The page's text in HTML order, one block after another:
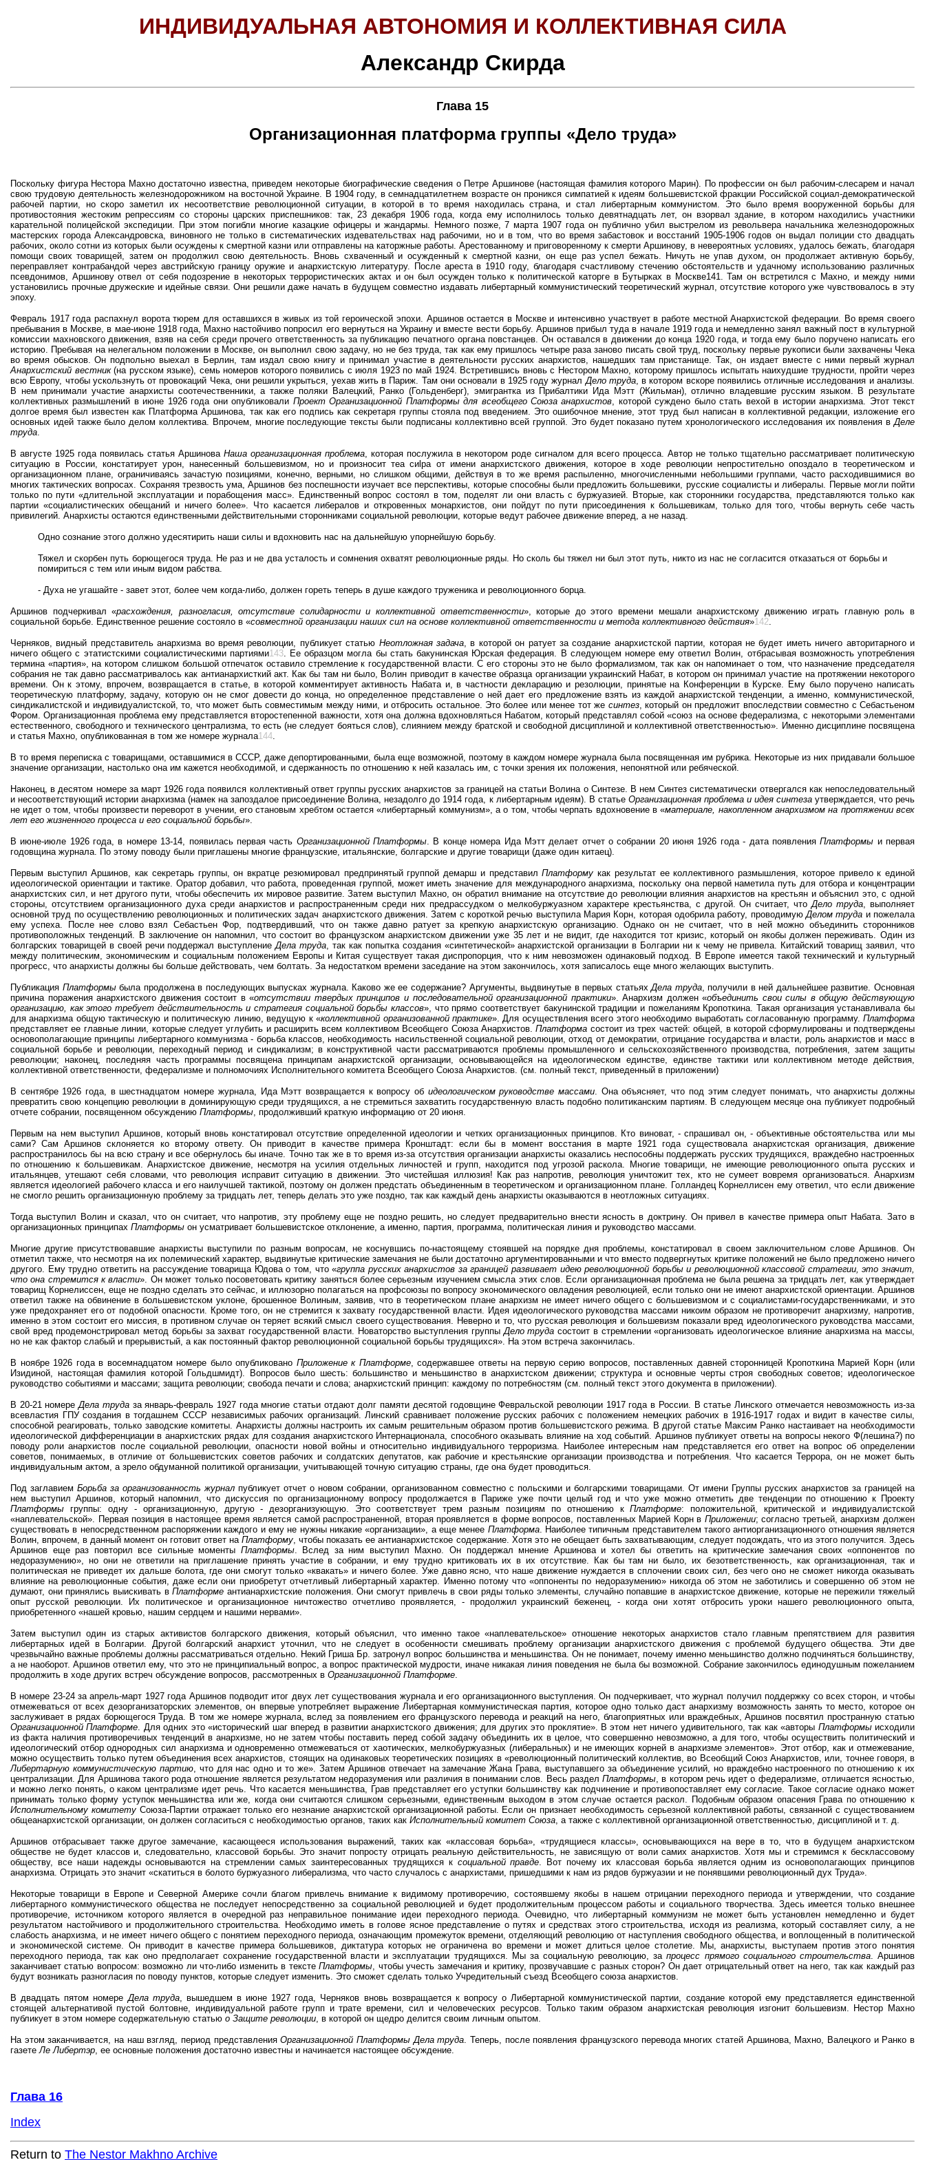
ИНДИВИДУАЛЬНАЯ АВТОНОМИЯ И КОЛЛЕКТИВНАЯ СИЛА
Александр Скирда
Глава 15
Организационная платформа группы «Дело труда»
Поскольку фигура Нестора Махно достаточно известна, приведем некоторые биографические сведения о Петре Аршинове (настоящая фамилия которого Марин). По профессии он был рабочим-слесарем и начал
свою трудовую деятельность железнодорожником на восточной Украине. В 1904 году, в семнадцатилетнем возрасте он проникся симпатией к идеям большевистской фракции Российской социал-демократической
рабочей партии, но скоро заметил их несоответствие революционной ситуации, в которой в то время находилась страна, и стал либертарным коммунистом. Это было время вооруженной борьбы для
противостояния жестоким репрессиям со стороны царских приспешников: так, 23 декабря 1906 года, когда ему исполнилось только девятнадцать лет, он взорвал здание, в котором находились участники
карательной полицейской экспедиции. При этом погибли многие казацкие офицеры и жандармы. Немного позже, 7 марта 1907 года он публично убил выстрелом из револьвера начальника железнодорожных
мастерских города Александровска, виновного не только в систематических издевательствах над рабочими, но и в том, что во время забастовок и восстаний 1905-1906 годов он выдал полиции сто двадцать
рабочих, около сотни из которых были осуждены к смертной казни или отправлены на каторжные работы. Арестованному и приговоренному к смерти Аршинову, в невероятных условиях, удалось бежать, благодаря
помощи своих товарищей, затем он продолжил свою деятельность. Вновь схваченный и осужденный к смертной казни, он еще раз успел бежать. Ничуть не упав духом, он продолжает активную борьбу,
переправляет контрабандой через австрийскую границу оружие и анархистскую литературу. После ареста в 1910 году, благодаря счастливому стечению обстоятельств и удачному использованию различных
псевдонимов, Аршинову отвел от себя подозрение в некоторых террористических актах и он был осужден только к политической каторге в Бутырках в Москве141. Там он встретился с Махно, и между ними
установились прочные дружеские и идейные связи. Они решили даже начать в будущем совместно издавать либертарный коммунистический теоретический журнал, отсутствие которого уже чувствовалось в эту
эпоху.
Февраль 1917 года распахнул ворота тюрем для оставшихся в живых из той героической эпохи. Аршинов остается в Москве и интенсивно участвует в работе местной Анархистской федерации. Во время своего
пребывания в Москве, в мае-июне 1918 года, Махно настойчиво попросил его вернуться на Украину и вместе вести борьбу. Аршинов прибыл туда в начале 1919 года и немедленно занял важный пост в культурной
комиссии махновского движения, взяв на себя среди прочего ответственность за публикацию печатного органа повстанцев. Он оставался в движении до конца 1920 года, и тогда ему было поручено написать его
историю. Пребывая на нелегальном положении в Москве, он выполнил свою задачу, но не без труда, так как ему пришлось четыре раза заново писать свой труд, поскольку первые рукописи были захвачены Чека
во время обысков. Он подпольно выехал в Берлин, там издал свою книгу и принимал участие в деятельности русских анархистов, нашедших там пристанище. Так, он издает вместе с ними первый журнал
Анархистский вестник (на русском языке), семь номеров которого появились с июля 1923 по май 1924. Встретившись вновь с Нестором Махно, которому пришлось испытать наихудшие трудности, пройти через
всю Европу, чтобы ускользнуть от провокаций Чека, они решили укрыться, уехав жить в Париж. Там они основали в 1925 году журналДело труда, в котором вскоре появились отличные исследования и анализы.
В нем принимали участие анархисты соотечественники, а также поляки Валецкий, Ранко (Гольденберг), эмигрантка из Прибалтики Ида Мэтт (Жильман), отлично владевшие русским языком. В результате
коллективных размышлений в июне 1926 года они опубликовали Проект Организационной Платформы для всеобщего Союза анархистов, которой суждено было стать вехой в истории анархизма. Этот текст
долгое время был известен как Платформа Аршинова, так как его подпись как секретаря группы стояла под введением. Это ошибочное мнение, этот труд был написан в коллективной редакции, изложение его
основных идей также было делом коллектива. Впрочем, многие последующие тексты были подписаны коллективно всей группой. Это будет показано путем хронологического исследования их появления вДеле
труда.
В августе 1925 года появилась статья Аршинова Наша организационная проблема, которая послужила в некотором роде сигналом для всего процесса. Автор не только тщательно рассматривает политическую
ситуацию в России, констатирует урон, нанесенный большевизмом, но и произносит теа сиlра от имени анархистского движения, которое в ходе революции непростительно опоздало в теоретическом и
организационном плане, ограничиваясь зачастую позициями, конечно, верными, но слишком общими, действуя в то же время распыленно, многочисленными небольшими группами, часто расходившимися во
многих тактических вопросах. Сохраняя трезвость ума, Аршинов без поспешности изучает все перспективы, которые способны были предложить большевики, русские социалисты и либералы. Первые могли пойти
только по пути «длительной эксплуатации и порабощения масс». Единственный вопрос состоял в том, поделят ли они власть с буржуазией. Вторые, как сторонники государства, представляются только как
партии «социалистических обещаний и ничего более». Что касается либералов и откровенных монархистов, они пойдут по пути присоединения к большевикам, только для того, чтобы вернуть себе часть
привилегий. Анархисты остаются единственными действительными сторонниками социальной революции, которые ведут рабочее движение вперед, а не назад.
Одно сознание этого должно удесятирить наши силы и вдохновить нас на дальнейшую упорнейшую борьбу.
Тяжел и скорбен путь борющегося труда. Не раз и не два усталость и сомнения охватят революционные ряды. Но сколь бы тяжел ни был этот путь, никто из нас не согласится отказаться от борьбы и
помириться с тем или иным видом рабства.
- Духа не угашайте - завет этот, более чем когда-либо, должен гореть теперь в душе каждого труженика и революционного борца.
Аршинов подчеркивал «расхождения, разногласия, отсутствие солидарности и коллективной ответственности», которые до этого времени мешали анархистскому движению играть главную роль в
социальной борьбе. Единственное решение состояло в «совместной организации наших сил на основе коллективной ответственности и метода коллективного действия»142.
Черняков, видный представитель анархизма во время революции, публикует статью Неотложная задача, в которой он ратует за создание анархистской партии, которая не будет иметь ничего авторитарного и
ничего общего с этатистскими социалистическими партиями143. Ее образцом могла бы стать бакунинская Юрская федерация. В следующем номере ему ответил Волин, отбрасывая возможность употребления
термина «партия», на котором слишком большой отпечаток оставило стремление к государственной власти. С его стороны это не было формализмом, так как он напоминает о том, что назначение председателя
собрания не так давно рассматривалось как антианархисткий акт. Как бы там ни было, Волин приводит в качестве образца организации украинский Набат, в котором он принимал участие на протяжении некоторого
времени. Он к этому, впрочем, возвращается в статье, в которой комментирует активность Набата и, в частности декларацию и резолюции, принятые на Конференции в Курске. Ему было поручено написать
теоретическую платформу, задачу, которую он не смог довести до конца, но определенное представление о ней дает его предложение взять из каждой анархистской тенденции, а именно, коммунистической,
синдикалистской и индивидуалистской, то, что может быть совместимым между ними, и отбросить остальное. Это более или менее тот же синтез, который он предложит впоследствии совместно с Себастьеном
Фором. Организационная проблема ему представляется второстепенной важности, хотя она должна вдохновляться Набатом, который представлял собой «союз на основе федерализма, с некоторыми элементами
естественного, свободного и технического централизма, то есть (не следует бояться слов), слиянием между братской и свободной дисциплиной и коллективной ответственностью». Именно дисциплине посвящена
и статья Махно, опубликованная в том же номере журнала144.
В то время переписка с товарищами, оставшимися в СССР, даже депортированными, была еще возможной, поэтому в каждом номере журнала была посвященная им рубрика. Некоторые из них придавали большое
значение организации, настолько она им кажется необходимой, и сдержанность по отношению к ней казалась им, с точки зрения их положения, непонятной или ребяческой.
Наконец, в десятом номере за март 1926 года появился коллективный ответ группы русских анархистов за границей на статьи Волина о Синтезе. В нем Синтез систематически отвергался как непоследовательный
и несоответствующий истории анархизма (намек на запоздалое присоединение Волина, незадолго до 1914 года, к либертарным идеям). В статье Организационная проблема и идея синтезаутверждается, что речь
не идет о том, чтобы произвести переворот в учении, его становым хребтом остается «либертарный коммунизм», а о том, чтобы черпать вдохновение в «материале, накопленном анархизмом на протяжении всех
лет его жизненного процесса и его социальной борьбы».
В июне-июле 1926 года, в номере 13-14, появилась первая часть Организационной Платформы. В конце номера Ида Мэтт делает отчет о собрании 20 июня 1926 года - дата появленияПлатформы и первая
годовщина журнала. По этому поводу были приглашены многие французские, итальянские, болгарские и другие товарищи (даже один китаец).
Первым выступил Аршинов, как секретарь группы, он вкратце резюмировал предпринятый группой демарш и представилПлатформу как результат ее коллективного размышления, которое привело к единой
идеологической ориентации и тактике. Оратор добавил, что работа, проведенная группой, может иметь значение для международного анархизма, поскольку она первой наметила путь для отбора и концентрации
анархистских сил, и нет другого пути, чтобы обеспечить их мировое развитие. Затем выступил Махно, он обратил внимание на отсутствие до революции влияния анархистов на крестьян и объяснил это, с одной
стороны, отсутствием организационного духа среди анархистов и распространенным среди них предрассудком о мелкобуржуазном характере крестьянства, с другой. Он считает, чтоДело труда, выполняет
основной труд по осуществлению революционных и политических задач анархистского движения. Затем с короткой речью выступила Мария Корн, которая одобрила работу, проводимуюДелом труда и пожелала
ему успеха. После нее слово взял Себастьен Фор, подтвердивший, что он также давно ратует за крепкую анархистскую организацию. Однако он не считает, что в ней можно объединить сторонников
противоположных тенденций. В заключение он напомнил, что состоит во французском анархистском движении уже 35 лет и не видит, где находится тот кризис, который он якобы должен переживать. Один из
болгарских товарищей в своей речи поддержал выступлениеДела труда, так как попытка создания «синтетической» анархистской организации в Болгарии ни к чему не привела. Китайский товарищ заявил, что
между политическим, экономическим и социальным положением Европы и Китая существует такая диспропорция, что к ним невозможен одинаковый подход. В Европе имеется такой технический и культурный
прогресс, что анархисты должны бы больше действовать, чем болтать. За недостатком времени заседание на этом закончилось, хотя записалось еще много желающих выступить.
Публикация Платформыбыла продолжена в последующих выпусках журнала. Каково же ее содержание? Аргументы, выдвинутые в первых статьяхДела труда, получили в ней дальнейшее развитие. Основная
причина поражения анархистского движения состоит в «отсутствии твердых принципов и последовательной организационной практики». Анархизм должен «объединить свои силы в общую действующую
организацию, как этого требует действительность и стратегия социальной борьбы классов», что прямо соответствует бакунинской традиции и пожеланиям Кропоткина. Такая организация устанавливала бы
для анархизма общую тактическую и политическую линию, ведущую к «коллективной организованной практике». Для осуществления всего этого необходимо выработать согласованную программу.Платформа
представляет ее главные линии, которые следует углубить и расширить всем коллективом Всеобщего Союза Анархистов.Платформа состоит из трех частей: общей, в которой сформулированы и подтверждены
основополагающие принципы либертарного коммунизма - борьба классов, необходимость насильственной социальной революции, отход от демократии, отрицание государства и власти, роль анархистов и масс в
социальной борьбе и революции, переходный период и синдикализм; в конструктивной части рассматриваются проблемы промышленного и сельскохозяйственного производства, потребления, затем защиты
революции; наконец, последняя часть программы посвящена принципам анархистской организации, основывающейся на идеологическом единстве, единстве тактики или коллективном методе действия,
коллективной ответственности, федерализме и полномочиях Исполнительного комитета Всеобщего Союза Анархистов. (см. полный текст, приведенный в приложении)
В сентябре 1926 года, в шестнадцатом номере журнала, Ида Мэтт возвращается к вопросу об идеологическом руководстве массами. Она объясняет, что под этим следует понимать, что анархисты должны
превратить свою концепцию революции в доминирующую среди трудящихся, а не стремиться захватить государственную власть подобно политиканским партиям. В следующем месяце она публикует подробный
отчете собрании, посвященном обсуждению Платформы, продолживший краткую информацию от 20 июня.
Первым на нем выступил Аршинов, который вновь констатировал отсутствие определенной идеологии и четких организационных принципов. Кто виноват, - спрашивал он, - объективные обстоятельства или мы
сами? Сам Аршинов склоняется ко второму ответу. Он приводит в качестве примера Кронштадт: если бы в момент восстания в марте 1921 года существовала анархистская организация, движение
распространилось бы на всю страну и все обернулось бы иначе. Точно так же в то время из-за отсутствия организации анархисты оказались неспособны поддержать русских трудящихся, враждебно настроенных
по отношению к большевикам. Анархистское движение, несмотря на усилия отдельных личностей и групп, находится под угрозой раскола. Многие товарищи, не имеющие революционного опыта русских и
итальянцев, утешают себя словами, что революция исправит ситуацию в движении. Это чистейшая иллюзия! Как раз напротив, революция уничтожит тех, кто не сумеет вовремя организоваться. Анархизм
является идеологией рабочего класса и его наилучшей тактикой, поэтому он должен предстать объединенным в теоретическом и организационном плане. Голландец Корнеллисен ему ответил, что если движение
не смогло решить организационную проблему за тридцать лет, теперь делать это уже поздно, так как каждый день анархисты оказываются в неотложных ситуациях.
Тогда выступил Волин и сказал, что он считает, что напротив, эту проблему еще не поздно решить, но следует предварительно внести ясность в доктрину. Он привел в качестве примера опыт Набата. Зато в
организационных принципах Платформы он усматривает большевистское отклонение, а именно, партия, программа, политическая линия и руководство массами.
Многие другие присутствовавшие анархисты выступили по разным вопросам, не коснувшись по-настоящему стоявшей на порядке дня проблемы, констатировал в своем заключительном слове Аршинов. Он
отметил также, что несмотря на их полемический характер, выдвинутые критические замечания не были достаточно аргументированными и что вместо подвергнутых критике положений не было предложено ничего
другого. Ему трудно ответить на рассуждение товарища Юдова о том, что «группа русских анархистов за границей развивает идею революционной борьбы и революционной классовой стратегии, это значит,
что она стремится к власти». Он может только посоветовать критику заняться более серьезным изучением смысла этих слов. Если организационная проблема не была решена за тридцать лет, как утверждает
товарищ Корнелиссен, еще не поздно сделать это сейчас, и иллюзорно полагаться на профсоюзы по вопросу экономического овладения революцией, если только они не имеют анархистской ориентации. Аршинов
ответил также на обвинение в большевистском уклоне, брошенное Волиным, заявив, что в теоретическом плане анархизм не имеет ничего общего с большевизмом и с социалистами-государственниками, и это
уже предохраняет его от подобной опасности. Кроме того, он не стремится к захвату государственной власти. Идея идеологического руководства массами никоим образом не противоречит анархизму, напротив,
именно в этом состоит его миссия, в противном случае он теряет всякий смысл своего существования. Неверно и то, что русская революция и большевизм показали вред идеологического руководства массами,
свой вред продемонстрировал метод борьбы за захват государственной власти. Новаторство выступления группыДело труда состоит в стремлении «организовать идеологическое влияние анархизма на массы,
но не как фактор слабый и прерывистый, а как постоянный фактор революционной социальной борьбы трудящихся». На этом встреча закончилась.
В ноябре 1926 года в восемнадцатом номере было опубликовано Приложение к Платформе, содержавшее ответы на первую серию вопросов, поставленных давней сторонницей Кропоткина Марией Корн (или
Изидиной, настоящая фамилия которой Гольдшмидт). Вопросов было шесть: большинство и меньшинство в анархистском движении; структура и основные черты строя свободных советов; идеологическое
руководство событиями и массами; защита революции; свобода печати и слова; анархистский принцип: каждому по потребностям (см. полный текст этого документа в приложении).
В 20-21 номереДела трудаза январь-февраль 1927 года многие статьи отдают долг памяти десятой годовщине Февральской революции 1917 года в России. В статье Линского отмечается невозможность из-за
всевластия ГПУ создания в тогдашнем СССР независимых рабочих организаций. Линский сравнивает положение русских рабочих с положением немецких рабочих в 1916-1917 годах и видит в качестве силы,
способной реагировать, только заводские комитеты. Анархисты должны настроить их самым решительным образом против большевистского режима. В другой статье Максим Ранко настаивает на необходимости
идеологической дифференциации в анархистских рядах для создания анархистского Интернационала, способного оказывать влияние на ход событий. Аршинов публикует ответы на вопросы некого Ф(лешина?) по
поводу роли анархистов после социальной революции, опасности новой войны и относительно индивидуального терроризма. Наиболее интересным нам представляется его ответ на вопрос об определении
советов, понимаемых, в отличие от большевистских советов рабочих и солдатских депутатов, как рабочие и крестьянские организации производства и потребления. Что касается Террора, он не может быть
индивидуальным актом, а зрело обдуманной политикой организации, учитывающей точную ситуацию страны, где она будет проводиться.
Под заглавием Борьба за организованность журнал публикует отчет о новом собрании, организованном совместно с польскими и болгарскими товарищами. От имени Группы русских анархистов за границей на
нем выступил Аршинов, который напомнил, что дискуссия по организационному вопросу продолжается в Париже уже почти целый год и что уже можно отметить две тенденции по отношению к Проекту
Платформы группы: одну - организационную, другую - дезорганизующую. Это соответствует трем разным позициям по отношению кПлатформе: положительной, критической и индивидуалистской
«наплевательской». Первая позиция в настоящее время является самой распространенной, вторая проявляется в форме вопросов, поставленных Марией Корн в Приложении; согласно третьей, анархизм должен
существовать в непосредственном распоряжении каждого и ему не нужны никакие «организации», а еще менее Платформа. Наиболее типичным представителем такого антиорганизационного отношения является
Волин, впрочем, в данный момент он готовит ответ наПлатформу, чтобы показать ее антианархистское содержание. Хотя это не обещает быть захватывающим, следует подождать, что из этого получится. Здесь
Аршинов еще раз повторил все сильные моменты Платформы. Вслед за ним выступил Махно. Он поддержал мнение Аршинова и хотел бы ответить на критические замечания своих «оппонентов по
недоразумению», но они не ответили на приглашение принять участие в собрании, и ему трудно критиковать их в их отсутствие. Как бы там ни было, их безответственность, как организационная, так и
политическая не приведет их дальше болота, где они смогут только «квакать» и ничего более. Уже давно ясно, что наше движение нуждается в сплочении своих сил, без чего оно не сможет никогда оказывать
влияние на революционные события, даже если они приобретут отчетливый либертарный характер. Именно потому что «оппоненты по недоразумению» никогда об этом не заботились и совершенно об этом не
думают, они принялись выискивать вПлатформе антианархистские положения. Они смогут привлечь в свои ряды только элементы, случайно попавшие в анархистское движение, которые не пережили тяжелый
опыт русской революции. Их политическое и организационное ничтожество отчетливо проявляется, - продолжил украинский беженец, - когда они хотят отбросить уроки нашего революционного опыта,
приобретенного «нашей кровью, нашим сердцем и нашими нервами».
Затем выступил один из старых активистов болгарского движения, который объяснил, что именно такое «наплевательское» отношение некоторых анархистов стало главным препятствием для развития
либертарных идей в Болгарии. Другой болгарский анархист уточнил, что не следует в особенности смешивать проблему организации анархистского движения с проблемой будущего общества. Эти две
чрезвычайно важные проблемы должны рассматриваться отдельно. Некий Гриша Бр. затронул вопрос большинства и меньшинства. Он не понимает, почему именно меньшинство должно подчиняться большинству,
а не наоборот. Аршинов ответил ему, что это не принципиальный вопрос, а вопрос практической мудрости, иначе никакая линия поведения не была бы возможной. Собрание закончилось единодушным пожеланием
продолжить в ходе других встреч обсуждение вопросов, рассмотренных в Организационной Платформе.
В номере 23-24 за апрель-март 1927 года Аршинов подводит итог двух лет существования журнала и его организационного выступления. Он подчеркивает, что журнал получил поддержку со всех сторон, и чтобы
отмежеваться от всех дезорганизаторских элементов, он впервые употребляет выражение Либертарная коммунистическая партия, которое одно только даст анархизму возможность занять то место, которое он
заслуживает в рядах борющегося Труда. В том же номере журнала, вслед за появлением его французского перевода и реакций на него, благоприятных или враждебных, Аршинов посвятил пространную статью
Организационной Платформе. Для одних это «исторический шаг вперед в развитии анархистского движения; для других это проклятие». В этом нет ничего удивительного, так как «авторы Платформыисходили
из факта наличия противоречивых тенденций в анархизме, но не затем чтобы поставить перед собой задачу объединить их в целое, что совершенно невозможно, а для того, чтобы осуществить политический и
идеологический отбор однородных сил анархизма и одновременно отмежеваться от хаотических, мелкобуржуазных (либеральных) и не имеющих корней в анархизме элементов». Этот отбор, как и отмежевание,
можно осуществить только путем объединения всех анархистов, стоящих на одинаковых теоретических позициях в «революционный политический коллектив, во Всеобщий Союз Анархистов, или, точнее говоря, в
Либертарную коммунистическую партию, что для нас одно и то же». Затем Аршинов отвечает на замечание Жана Грава, выступавшего за объединение усилий, но враждебно настроенного по отношению к их
централизации. Для Аршинова такого рода отношение является результатом недоразумения или различия в понимании слов. Весь раздел Платформы, в котором речь идет о федерализме, отличается ясностью,
и можно легко понять, о каком централизме идет речь. Что касается меньшинства, Грав представляет его уступки большинству как подчинение и противопоставляет ему согласие. Такое согласие однако может
принимать только форму уступок меньшинства или же, когда они считаются слишком серьезными, единственным выходом в этом случае остается раскол. Подобным образом опасения Грава по отношению к
Исполнительному комитетуСоюза-Партии отражает только его незнание анархистской организационной работы. Если он признает необходимость серьезной коллективной работы, связанной с существованием
общеанархистской организации, он должен согласиться с необходимостью органов, таких как Исполнительный комитет Союза, а также с коллективной организационной ответственностью, дисциплиной и т. д.
Аршинов отбрасывает также другое замечание, касающееся использования выражений, таких как «классовая борьба», «трудящиеся классы», основывающихся на вере в то, что в будущем анархистском
обществе не будет классов и, следовательно, классовой борьбы. Это значит попросту отрицать реальную действительность, не зависящую от воли самих анархистов. Хотя мы и стремимся к бесклассовому
обществу, все наши надежды основываются на стремлении самых заинтересованных трудящихся к социальной правде. Вот почему их классовая борьба является одним из основополагающих принципов
анархизма. Отрицать это значит «скатиться в болото буржуазного либерализма, что часто случалось с анархистами, пришедшими к нам из рядов буржуазии и не понявшими революционный дух Труда».
Некоторые товарищи в Европе и Северной Америке сочли благом привлечь внимание к видимому противоречию, состоявшему якобы в нашем отрицании переходного периода и утверждении, что создание
либертарного коммунистического общества не последует непосредственно за социальной революцией и будет продолжительным процессом работы и социального творчества. Здесь имеется только внешнее
противоречие, источником которого является в очередной раз неправильное понимание идеи переходного периода. Очевидно, что либертарный коммунизм не может быть установлен немедленно и будет
результатом настойчивого и продолжительного строительства. Необходимо иметь в голове ясное представление о путях и средствах этого строительства, исходя из реализма, который составляет силу, а не
слабость анархизма, и не имеет ничего общего с понятием переходного периода, означающим промежуток времени, отделяющий революцию от наступления свободного общества, и воплощенный в политической
и экономической системе. Он приводит в качестве примера большевиков, диктатура которых не ограничена во времени и может длиться целое столетие. Мы, анархисты, выступаем против этого понятия
переходного периода, так как оно предполагает сохранение государственной власти и эксплуатации трудящихся. Мы за социальную революцию, запроцесс прямого социального строительства. Аршинов
заканчивает статью вопросом: возможно ли что-либо изменить в текстеПлатформы, чтобы учесть замечания и критику, прозвучавшие с разных сторон? Он дает отрицательный ответ на него, так как каждый раз
будут возникать разногласия по поводу пунктов, которые следует изменить. Это сможет сделать только Учредительный съезд Всеобщего союза анархистов.
В двадцать пятом номереДела труда, вышедшем в июне 1927 года, Черняков вновь возвращается к вопросу о Либертарной коммунистической партии, создание которой ему представляется единственной
стоящей альтернативой пустой болтовне, индивидуальной работе групп и трате времени, сил и человеческих ресурсов. Только таким образом анархистская революция изгонит большевизм. Нестор Махно
публикует в этом номере содержательную статью о Защите революции, в которой он щедро делится своим личным опытом.
На этом заканчивается, на наш взгляд, период представленияОрганизационной Платформы Дела труда. Теперь, после появления французского перевода многих статей Аршинова, Махно, Валецкого и Ранко в
газетеЛе Либертэр, ее основные положения достаточно известны и начинается настоящее обсуждение.
Глава 16
Index
Return to The Nestor Makhno Archive